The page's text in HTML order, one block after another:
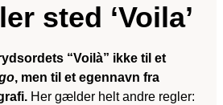
sted ‘Voila’
“Voilà” ikke til et
, men til et egennavn fra
Her gælder helt andre regler: